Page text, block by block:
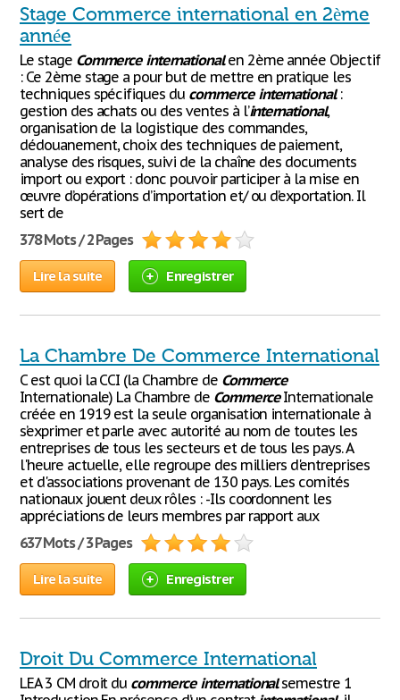
Stage Commerce international en 2ème
année
Le stage Commerce internationalen 2ème année Objectif
: Ce 2ème stage a pour but de mettre en pratique les
techniques spécifiques du commerce international:
gestion des achats ou des ventes à l’international,
organisation de la logistique des commandes,
dédouanement, choix des techniques de paiement,
analyse des risques, suivi de la chaîne des documents
import ou export : donc pouvoir participer à la mise en
œuvre d’opérations d’importation et/ ou d’exportation. Il
sert de
378 Mots / 2 Pages
Lire la suite Enregistrer
La Chambre De Commerce International
C est quoi la CCI (la Chambre de Commerce
Internationale) La Chambre de CommerceInternationale
créée en 1919 est la seule organisation internationale à
s’exprimer et parle avec autorité au nom de toutes les
entreprises de tous les secteurs et de tous les pays. A
l'heure actuelle, elle regroupe des milliers d'entreprises
et d'associations provenant de 130 pays. Les comités
nationaux jouent deux rôles : -Ils coordonnent les
appréciations de leurs membres par rapport aux
637 Mots / 3 Pages
Lire la suite Enregistrer
Droit Du Commerce International
LEA 3 CM droit du commerce internationalsemestre 1